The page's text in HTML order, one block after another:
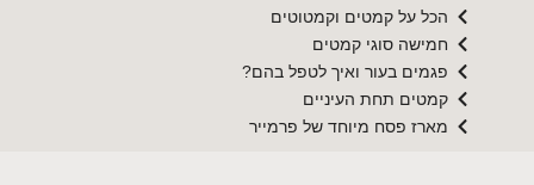
הכל על קמטים וקמטוטים
חמישה סוגי קמטים
פגמים בעור ואיך לטפל בהם?
קמטים תחת העיניים
מארז פסח מיוחד של פרמייר